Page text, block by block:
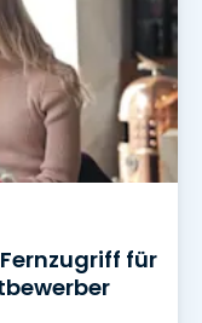
für